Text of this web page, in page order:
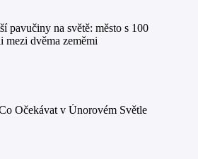
pavučiny na světě: město s 100
mezi dvěma zeměmi
Očekávat v Únorovém Světle